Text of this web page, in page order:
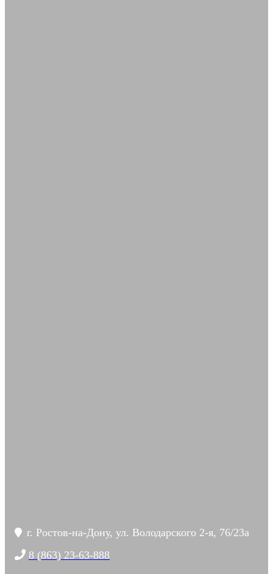
г. Ростов-на-Дону, ул. Володарского 2-я, 76/23а
8 (863) 23-63-888